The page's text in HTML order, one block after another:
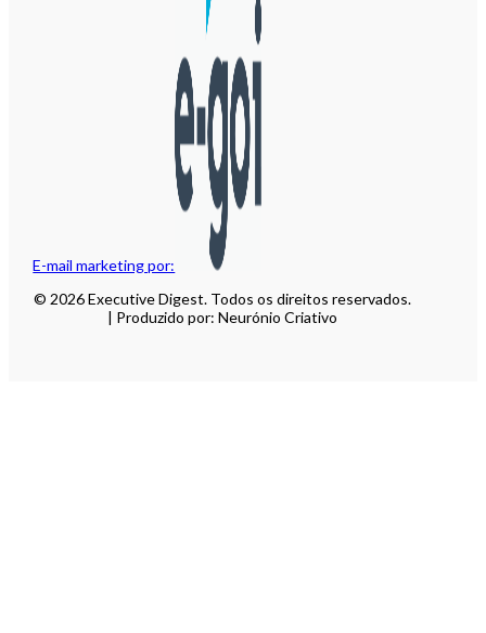
E-mail marketing por:
© 2026 Executive Digest. Todos os direitos reservados.
| Produzido por: Neurónio Criativo